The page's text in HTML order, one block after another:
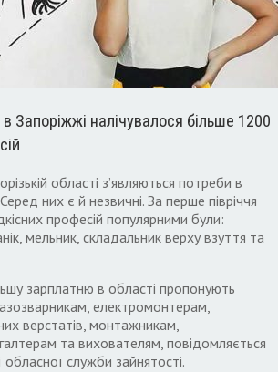
Запоріжжі налічувалося більше 1200
області з’являються потреби в
них є й незвичні. За перше півріччя
професій популярними були:
мельник, складальник верху взуття та
зарплатню в області пропонують
електромонтерам,
верстатів, монтажникам,
та вихователям, повідомляється
обласної служби зайнятості.